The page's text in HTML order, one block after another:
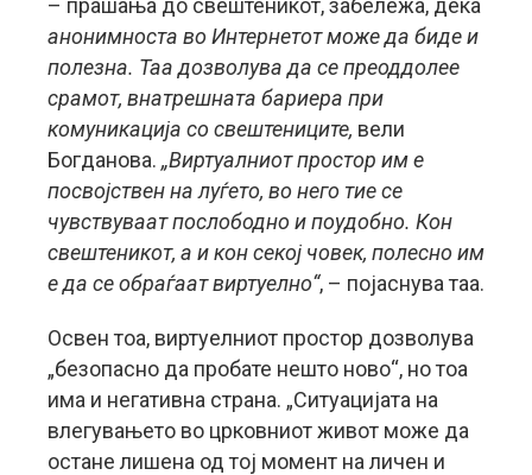
– прашања до свештеникот, забележа, дека
анонимноста во Интернетот може да биде и
полезна. Таа дозволува да се преоддолее
срамот, внатрешната бариера при
комуникација со свештениците, вели
Богданова. „Виртуалниот простор им е
посвојствен на луѓето, во него тие се
чувствуваат послободно и поудобно. Кон
свештеникот, а и кон секој човек, полесно им
е да се обраѓаат виртуелно“, – појаснува таа.
Освен тоа, виртуелниот простор дозволува
„безопасно да пробате нешто ново“, но тоа
има и негативна страна. „Ситуацијата на
влегувањето во црковниот живот може да
остане лишена од тој момент на личен и